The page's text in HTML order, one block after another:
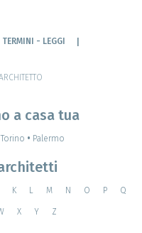
TERMINI - LEGGI
a casa tua
Torino • Palermo
K L M N O P Q
X Y Z